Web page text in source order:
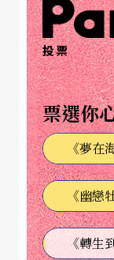
歌所用到的器
理健康有許多
《動物真可愛
傳唱已久的童
語言無時無刻
謠，而正在學
童謠。最近由
真可愛》，利
投票
票選你
《夢在
《幽戀